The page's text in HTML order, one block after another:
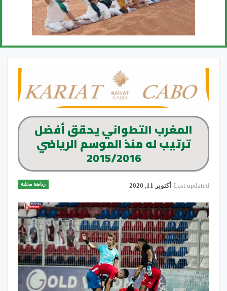
المغرب التطواني يحقق أفضل
ترتيب له منذ الموسم الرياضي
2015/2016
رياضة محلية Last updated أكتوبر 11, 2020